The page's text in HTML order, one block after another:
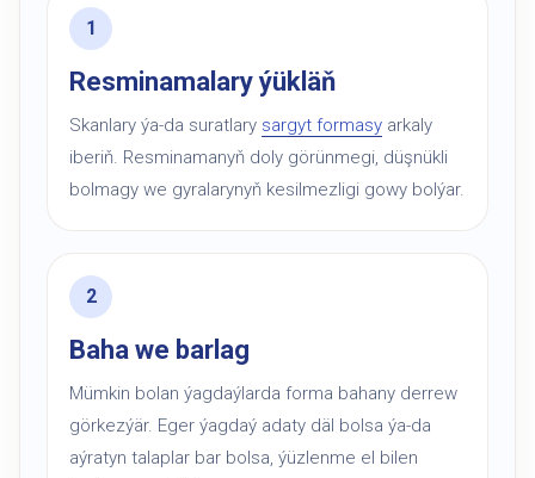
Resminamalary ýükläň
Skanlary ýa-da suratlary sargyt formasy arkaly
iberiň. Resminamanyň doly görünmegi, düşnükli
bolmagy we gyralarynyň kesilmezligi gowy bolýar.
Baha we barlag
Mümkin bolan ýagdaýlarda forma bahany derrew
görkezýär. Eger ýagdaý adaty däl bolsa ýa-da
aýratyn talaplar bar bolsa, ýüzlenme el bilen